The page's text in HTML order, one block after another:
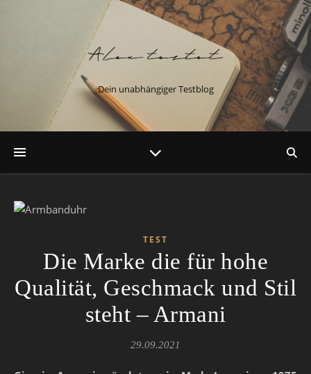
Dein unabhängiger Testblog
TEST
Die Marke die für hohe
Qualität, Geschmack und Stil
steht – Armani
29.09.2021